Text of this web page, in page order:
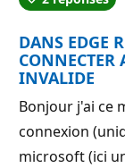
t
o
n
r
p
u
t
a
i
n
L’une
DANS EDGE
CONNECTER
INVALIDE
Bonjour j'ai ce
connexion
microsoft (ici